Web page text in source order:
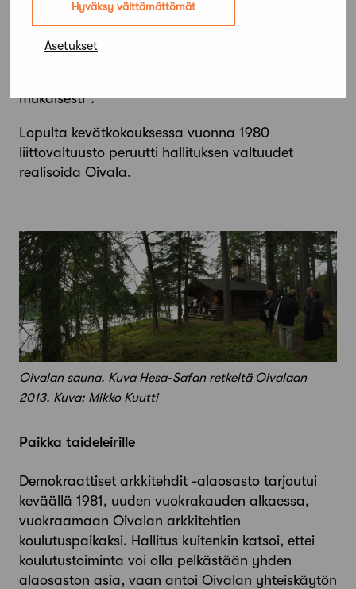
Hyväksy välttämättömät
Asetukset
piiriin. Hallitus vastasi, että suojelu voidaan
mukaisesti”.
Lopulta kevätkokouksessa vuonna 1980
liittovaltuusto peruutti hallituksen valtuudet
realisoida Oivala.
Oivalan sauna. Kuva Hesa-Safan retkeltä Oivalaan
2013. Kuva: Mikko Kuutti
Paikka taideleirille
Demokraattiset arkkitehdit -alaosasto tarjoutui
keväällä 1981, uuden vuokrakauden alkaessa,
vuokraamaan Oivalan arkkitehtien
koulutuspaikaksi. Hallitus kuitenkin katsoi, ettei
koulutustoiminta voi olla pelkästään yhden
alaosaston asia, vaan antoi Oivalan yhteiskäytön